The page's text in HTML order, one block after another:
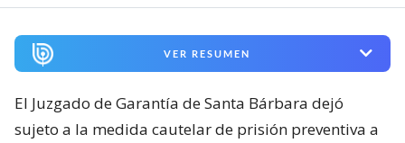
VER RESUMEN
El Juzgado de Garantía de Santa Bárbara dejó
sujeto a la medida cautelar de prisión preventiva a